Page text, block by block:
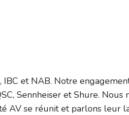
IBC et NAB. Notre
Sennheiser et Shure. Nous
AV se réunit et parlons leur